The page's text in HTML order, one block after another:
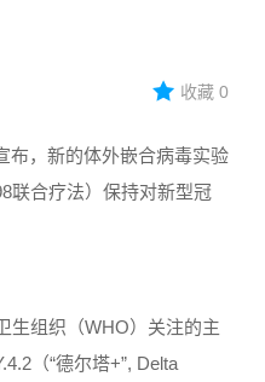
收藏0
布，新的体外嵌合病毒实验
联合疗法）保持对新型冠
生组织（WHO）关注的主
（“德尔塔+”, Delta